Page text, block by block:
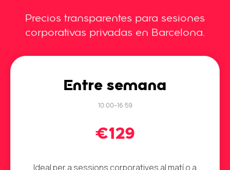
Precios transparentes para sesiones
corporativas privadas en Barcelona.
Entre semana
10:00–16:59
€129
Ideal per a sessions corporatives al matí o a